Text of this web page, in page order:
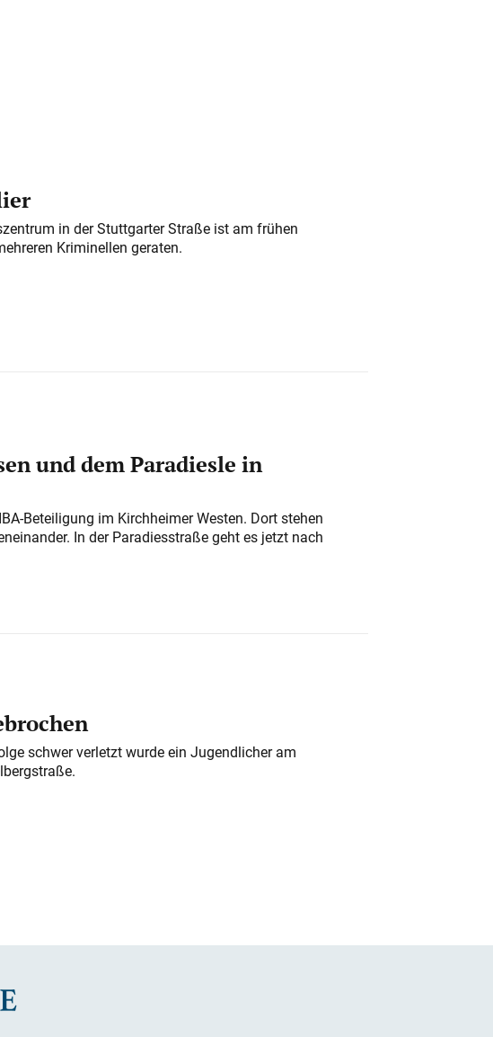
in der Stuttgarter Straße ist am frühen
Kriminellen geraten.
und dem Paradiesle in
Beteiligung im Kirchheimer Westen. Dort stehen
In der Paradiesstraße geht es jetzt nach
schwer verletzt wurde ein Jugendlicher am